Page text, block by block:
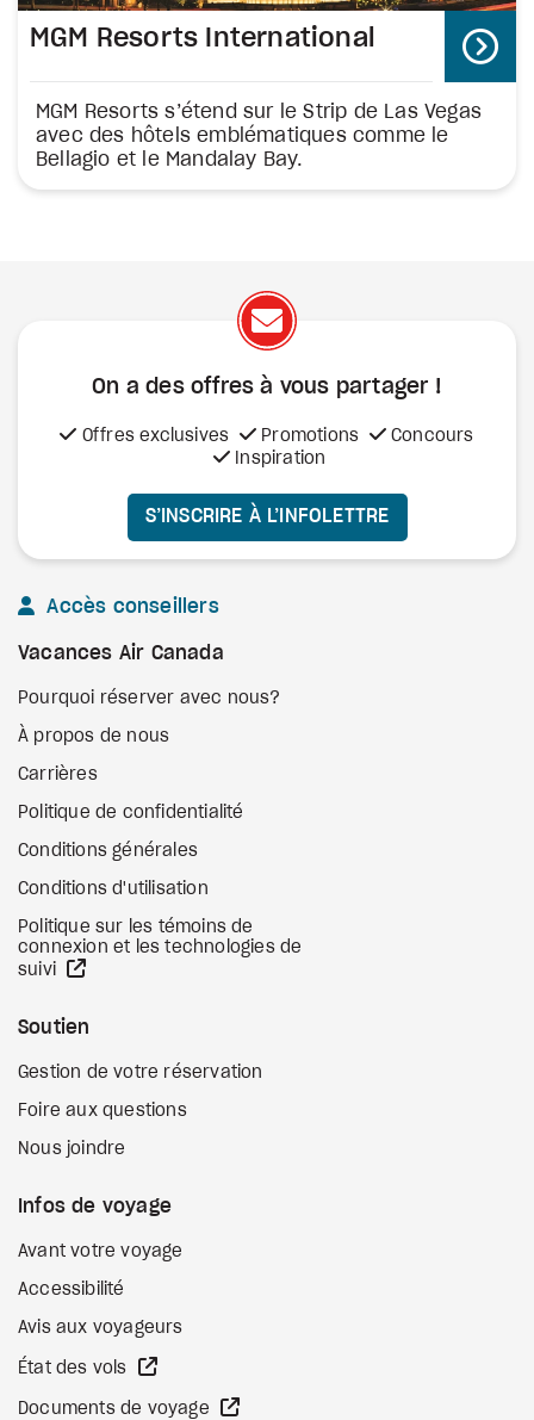
MGM Resorts International
MGM Resorts s’étend sur le Strip de Las Vegas
avec des hôtels emblématiques comme le
Bellagio et le Mandalay Bay.
On a des offres à vous partager !
Offres exclusives Promotions
Concours
Inspiration
S’INSCRIRE À L’INFOLETTRE
Accès conseillers
Vacances Air Canada
Pourquoi réserver avec nous?
À propos de nous
Carrières
Politique de confidentialité
Conditions générales
Conditions d'utilisation
Politique sur les témoins de
connexion et les technologies de
suivi
Soutien
Gestion de votre réservation
Foire aux questions
Nous joindre
Infos de voyage
Avant votre voyage
Accessibilité
Avis aux voyageurs
État des vols
Documents de voyage